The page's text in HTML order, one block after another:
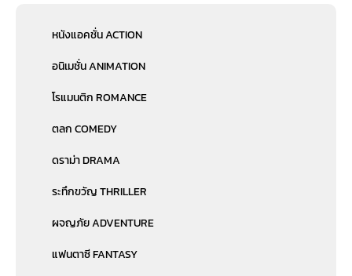
หนังแอคชั่น ACTION
อนิเมชั่น ANIMATION
โรแมนติก ROMANCE
ตลก COMEDY
ดราม่า DRAMA
ระทึกขวัญ THRILLER
ผจญภัย ADVENTURE
แฟนตาซี FANTASY